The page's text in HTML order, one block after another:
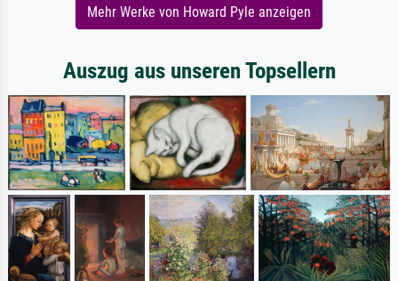
Mehr Werke von Howard Pyle anzeigen
Auszug aus unseren Topsellern